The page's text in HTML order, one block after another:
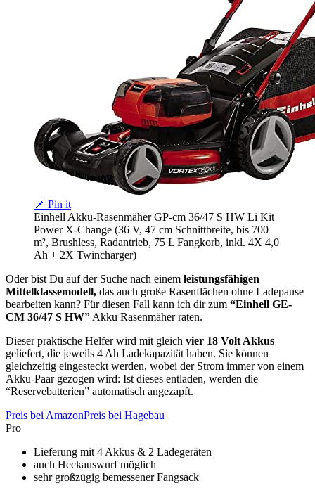
📌 Pin it
Einhell Akku-Rasenmäher GP-cm 36/47 S HW Li Kit
Power X-Change (36 V, 47 cm Schnittbreite, bis 700
m², Brushless, Radantrieb, 75 L Fangkorb, inkl. 4X 4,0
Ah + 2X Twincharger)
Oder bist Du auf der Suche nach einem leistungsfähigen
Mittelklassemodell, das auch große Rasenflächen ohne Ladepause
bearbeiten kann? Für diesen Fall kann ich dir zum “Einhell GE-
CM 36/47 S HW” Akku Rasenmäher raten.
Dieser praktische Helfer wird mit gleich vier 18 Volt Akkus
geliefert, die jeweils 4 Ah Ladekapazität haben. Sie können
gleichzeitig eingesteckt werden, wobei der Strom immer von einem
Akku-Paar gezogen wird: Ist dieses entladen, werden die
“Reservebatterien” automatisch angezapft.
Preis bei AmazonPreis bei Hagebau
Pro
Lieferung mit 4 Akkus & 2 Ladegeräten
auch Heckauswurf möglich
sehr großzügig bemessener Fangsack